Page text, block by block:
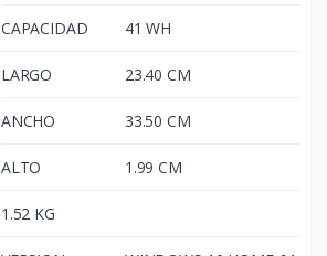
CAPACIDAD 41 WH
LARGO 23.40 CM
ANCHO 33.50 CM
ALTO 1.99 CM
1.52 KG